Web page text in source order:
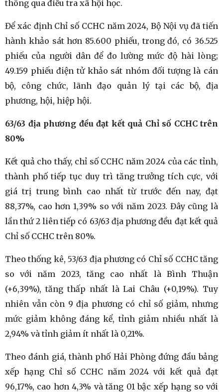
thông qua điều tra xã hội học.
Để xác định Chỉ số CCHC năm 2024, Bộ Nội vụ đã tiến
hành khảo sát hơn 85.600 phiếu, trong đó, có 36.525
phiếu của người dân để đo lường mức độ hài lòng;
49.159 phiếu điện tử khảo sát nhóm đối tượng là cán
bộ, công chức, lãnh đạo quản lý tại các bộ, địa
phương, hội, hiệp hội.
63/63 địa phương đều đạt kết quả Chỉ số CCHC trên
80%
Kết quả cho thấy, chỉ số CCHC năm 2024 của các tỉnh,
thành phố tiếp tục duy trì tăng trưởng tích cực, với
giá trị trung bình cao nhất từ trước đến nay, đạt
88,37%, cao hơn 1,39% so với năm 2023. Đây cũng là
lần thứ 2 liên tiếp có 63/63 địa phương đều đạt kết quả
Chỉ số CCHC trên 80%.
Theo thống kê, 53/63 địa phương có Chỉ số CCHC tăng
so với năm 2023, tăng cao nhất là Bình Thuận
(+6,39%), tăng thấp nhất là Lai Châu (+0,19%). Tuy
nhiên vẫn còn 9 địa phương có chỉ số giảm, nhưng
mức giảm không đáng kể, tỉnh giảm nhiều nhất là
2,94% và tỉnh giảm ít nhất là 0,21%.
Theo đánh giá, thành phố Hải Phòng đứng đầu bảng
xếp hạng Chỉ số CCHC năm 2024 với kết quả đạt
96,17%, cao hơn 4,3% và tăng 01 bậc xếp hạng so với